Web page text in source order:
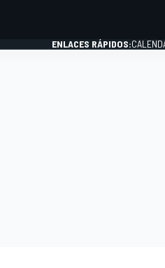
ENLACES RÁPIDOS: